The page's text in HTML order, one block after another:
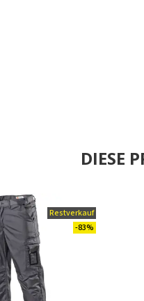
DIESE
Restverkauf
-83%